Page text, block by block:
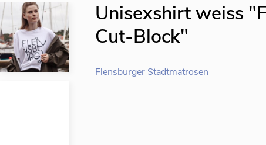
Unisexshirt weiss
Cut-Block"
Flensburger Stadtmatrosen